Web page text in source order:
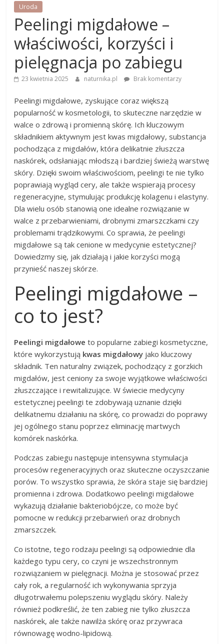
Uroda
Peelingi migdałowe –
właściwości, korzyści i
pielęgnacja po zabiegu
23 kwietnia 2025 naturnika.pl Brak komentarzy
Peelingi migdałowe, zyskujące coraz większą
popularność w kosmetologii, to skuteczne narzędzie w
walce o zdrową i promienną skórę. Ich kluczowym
składnikiem aktywnym jest kwas migdałowy, substancja
pochodząca z migdałów, która delikatnie złuszcza
naskórek, odsłaniając młodszą i bardziej świeżą warstwę
skóry. Dzięki swoim właściwościom, peelingi te nie tylko
poprawiają wygląd cery, ale także wspierają procesy
regeneracyjne, stymulując produkcję kolagenu i elastyny.
Dla wielu osób stanowią one idealne rozwiązanie w
walce z przebarwieniami, drobnymi zmarszczkami czy
problemami trądzikowymi. Co sprawia, że peelingi
migdałowe są tak cenione w medycynie estetycznej?
Dowiedzmy się, jak działają i jakie korzyści mogą
przynieść naszej skórze.
Peelingi migdałowe –
co to jest?
Peelingi migdałowe to popularne zabiegi kosmetyczne,
które wykorzystują kwas migdałowy jako kluczowy
składnik. Ten naturalny związek, pochodzący z gorzkich
migdałów, jest ceniony za swoje wyjątkowe właściwości
złuszczające i rewitalizujące. W świecie medycyny
estetycznej peelingi te zdobywają uznanie dzięki
delikatnemu działaniu na skórę, co prowadzi do poprawy
jej ogólnego stanu poprzez eliminację martwych
komórek naskórka.
Podczas zabiegu następuje intensywna stymulacja
procesów regeneracyjnych oraz skuteczne oczyszczanie
porów. To wszystko sprawia, że skóra staje się bardziej
promienna i zdrowa. Dodatkowo peelingi migdałowe
wykazują działanie bakteriobójcze, co może być
pomocne w redukcji przebarwień oraz drobnych
zmarszczek.
Co istotne, tego rodzaju peelingi są odpowiednie dla
każdego typu cery, co czyni je wszechstronnym
rozwiązaniem w pielęgnacji. Można je stosować przez
cały rok, a regularność ich wykonywania sprzyja
długotrwałemu polepszeniu wyglądu skóry. Należy
również podkreślić, że ten zabieg nie tylko złuszcza
naskórek, ale także nawilża skórę oraz przywraca
równowagę wodno-lipidową.